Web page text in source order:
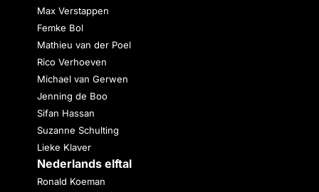
Max Verstappen
Femke Bol
Mathieu van der Poel
Rico Verhoeven
Michael van Gerwen
Jenning de Boo
Sifan Hassan
Suzanne Schulting
Lieke Klaver
Nederlands elftal
Ronald Koeman